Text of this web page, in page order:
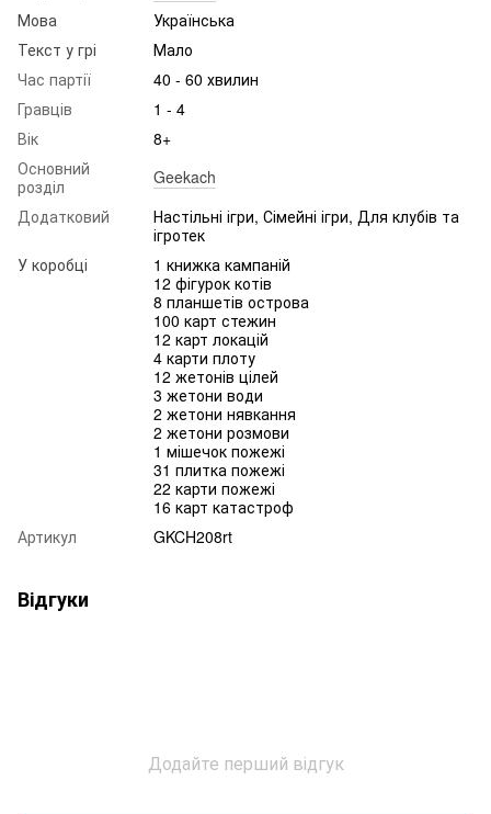
Мова
Українська
Текст у грі
Мало
Час партії
40 - 60 хвилин
Гравців
1 - 4
Вік
8+
Основний
розділ
Geekach
Додатковий
Настільні ігри, Сімейні ігри, Для клубів та
ігротек
У коробці
1 книжка кампаній
12 фігурок котів
8 планшетів острова
100 карт стежин
12 карт локацій
4 карти плоту
12 жетонів цілей
3 жетони води
2 жетони нявкання
2 жетони розмови
1 мішечок пожежі
31 плитка пожежі
22 карти пожежі
16 карт катастроф
Артикул
GKCH208rt
Відгуки
Додайте перший відгук